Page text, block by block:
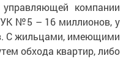
компании
№5 – 16 миллионов, у
С жильцами, имеющими
обхода квартир, либо